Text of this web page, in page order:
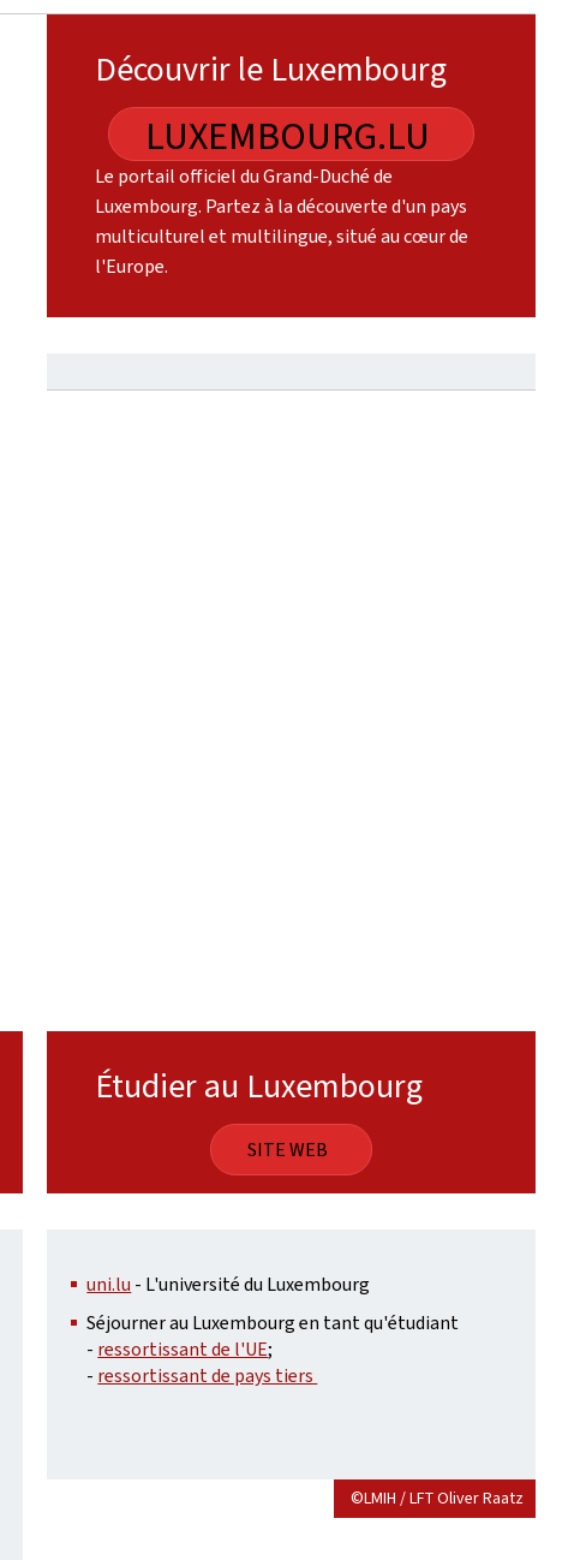
Découvrir le Luxembourg
LUXEMBOURG.LU
Le portail officiel du Grand-Duché de
Luxembourg. Partez à la découverte d'un pays
multiculturel et multilingue, situé au cœur de
l'Europe.
Étudier au Luxembourg
SITE WEB
uni.lu - L'université du Luxembourg
Séjourner au Luxembourg en tant qu'étudiant
- ressortissant de l'UE;
- ressortissant de pays tiers
©LMIH / LFT Oliver Raatz